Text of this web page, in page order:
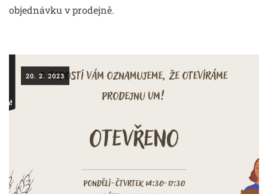
objednávku v prodejně.
20. 2. 2023